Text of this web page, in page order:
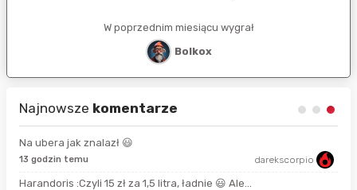
W poprzednim miesiącu wygrał
Bolkox
Najnowsze komentarze
Na ubera jak znalazł 😃
13 godzin temu darekscorpio
Harandoris :Czyli 15 zł za 1,5 litra, ładnie 😃 Ale...